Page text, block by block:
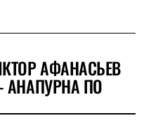
АФАНАСЬЕВ
АНАПУРНА ПО